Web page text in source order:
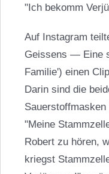
"Ich bekomm
Auf Instagram
Geissens — Eine
Familie') einen
Darin sind die
"Meine
Robert zu hören,
kriegst